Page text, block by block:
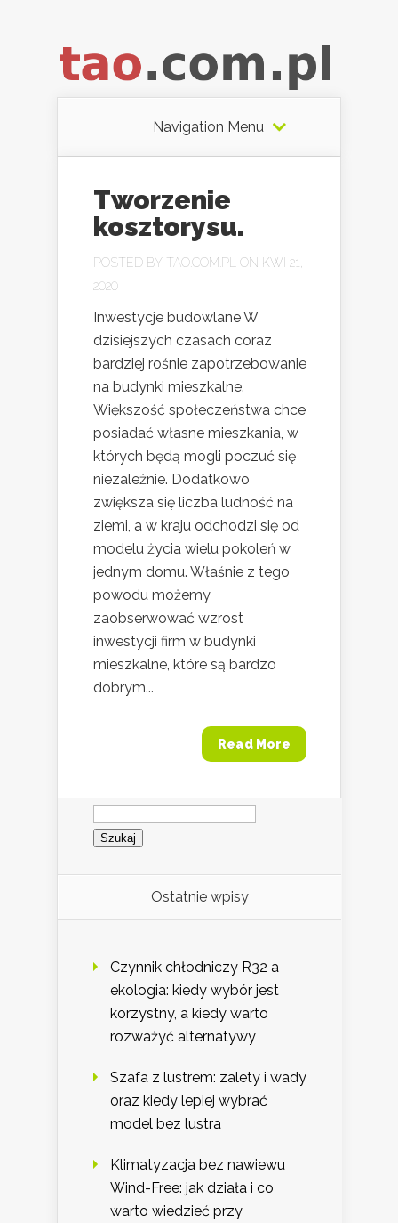
Navigation Menu
Tworzenie
kosztorysu.
POSTED BY TAO.COM.PL
ON KWI 21,
2020
Inwestycje budowlane W
dzisiejszych czasach coraz
bardziej rośnie zapotrzebowanie
na budynki mieszkalne.
Większość społeczeństwa chce
posiadać własne mieszkania, w
których będą mogli poczuć się
niezależnie. Dodatkowo
zwiększa się liczba ludność na
ziemi, a w kraju odchodzi się od
modelu życia wielu pokoleń w
jednym domu. Właśnie z tego
powodu możemy
zaobserwować wzrost
inwestycji firm w budynki
mieszkalne, które są bardzo
dobrym...
Read More
Szukaj:
Ostatnie wpisy
Czynnik chłodniczy R32 a
ekologia: kiedy wybór jest
korzystny, a kiedy warto
rozważyć alternatywy
Szafa z lustrem: zalety i wady
oraz kiedy lepiej wybrać
model bez lustra
Klimatyzacja bez nawiewu
Wind-Free: jak działa i co
warto wiedzieć przy